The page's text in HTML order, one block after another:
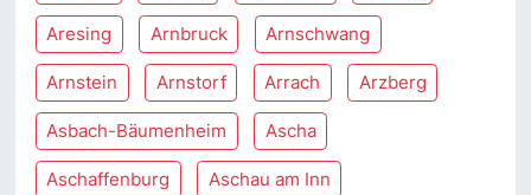
Aresing Arnbruck Arnschwang
Arnstein Arnstorf Arrach Arzberg
Asbach-Bäumenheim Ascha
Aschaffenburg Aschau am Inn